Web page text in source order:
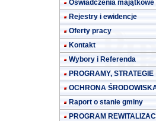
Oświadczenia majątkowe
Rejestry i ewidencje
Oferty pracy
Kontakt
Wybory i Referenda
PROGRAMY, STRATEGIE
OCHRONA
Raport o stanie gminy
PROGRAM